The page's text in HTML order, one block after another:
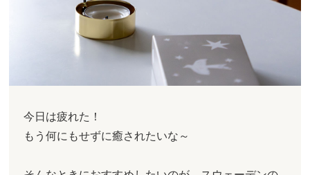
今日は疲れた！
もう何にもせずに癒されたいな～